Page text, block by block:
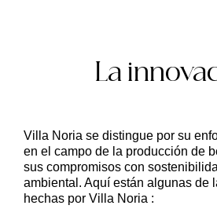
La
Villa Noria se distingue por su
en el campo de la producción de
sus compromisos con
ambiental . Aquí están algunas de
hechas por Villa Noria :